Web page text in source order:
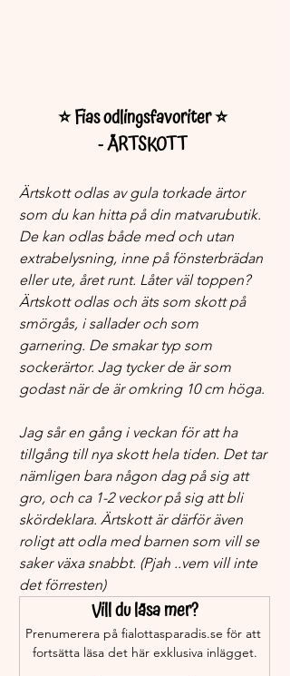
⭐️ Fias odlingsfavoriter ⭐️
- ÄRTSKOTT
Ärtskott odlas av gula torkade ärtor
som du kan hitta på din matvarubutik.
De kan odlas både med och utan
extrabelysning, inne på fönsterbrädan
eller ute, året runt. Låter väl toppen?
Ärtskott odlas och äts som skott på
smörgås, i sallader och som
garnering. De smakar typ som
sockerärtor. Jag tycker de är som
godast när de är omkring 10 cm höga.
Jag sår en gång i veckan för att ha
tillgång till nya skott hela tiden. Det tar
nämligen bara någon dag på sig att
gro, och ca 1-2 veckor på sig att bli
skördeklara. Ärtskott är därför även
roligt att odla med barnen som vill se
saker växa snabbt. (Pjah ..vem vill inte
det förresten)
Vill du läsa mer?
Prenumerera på fialottasparadis.se för att
fortsätta läsa det här exklusiva inlägget.